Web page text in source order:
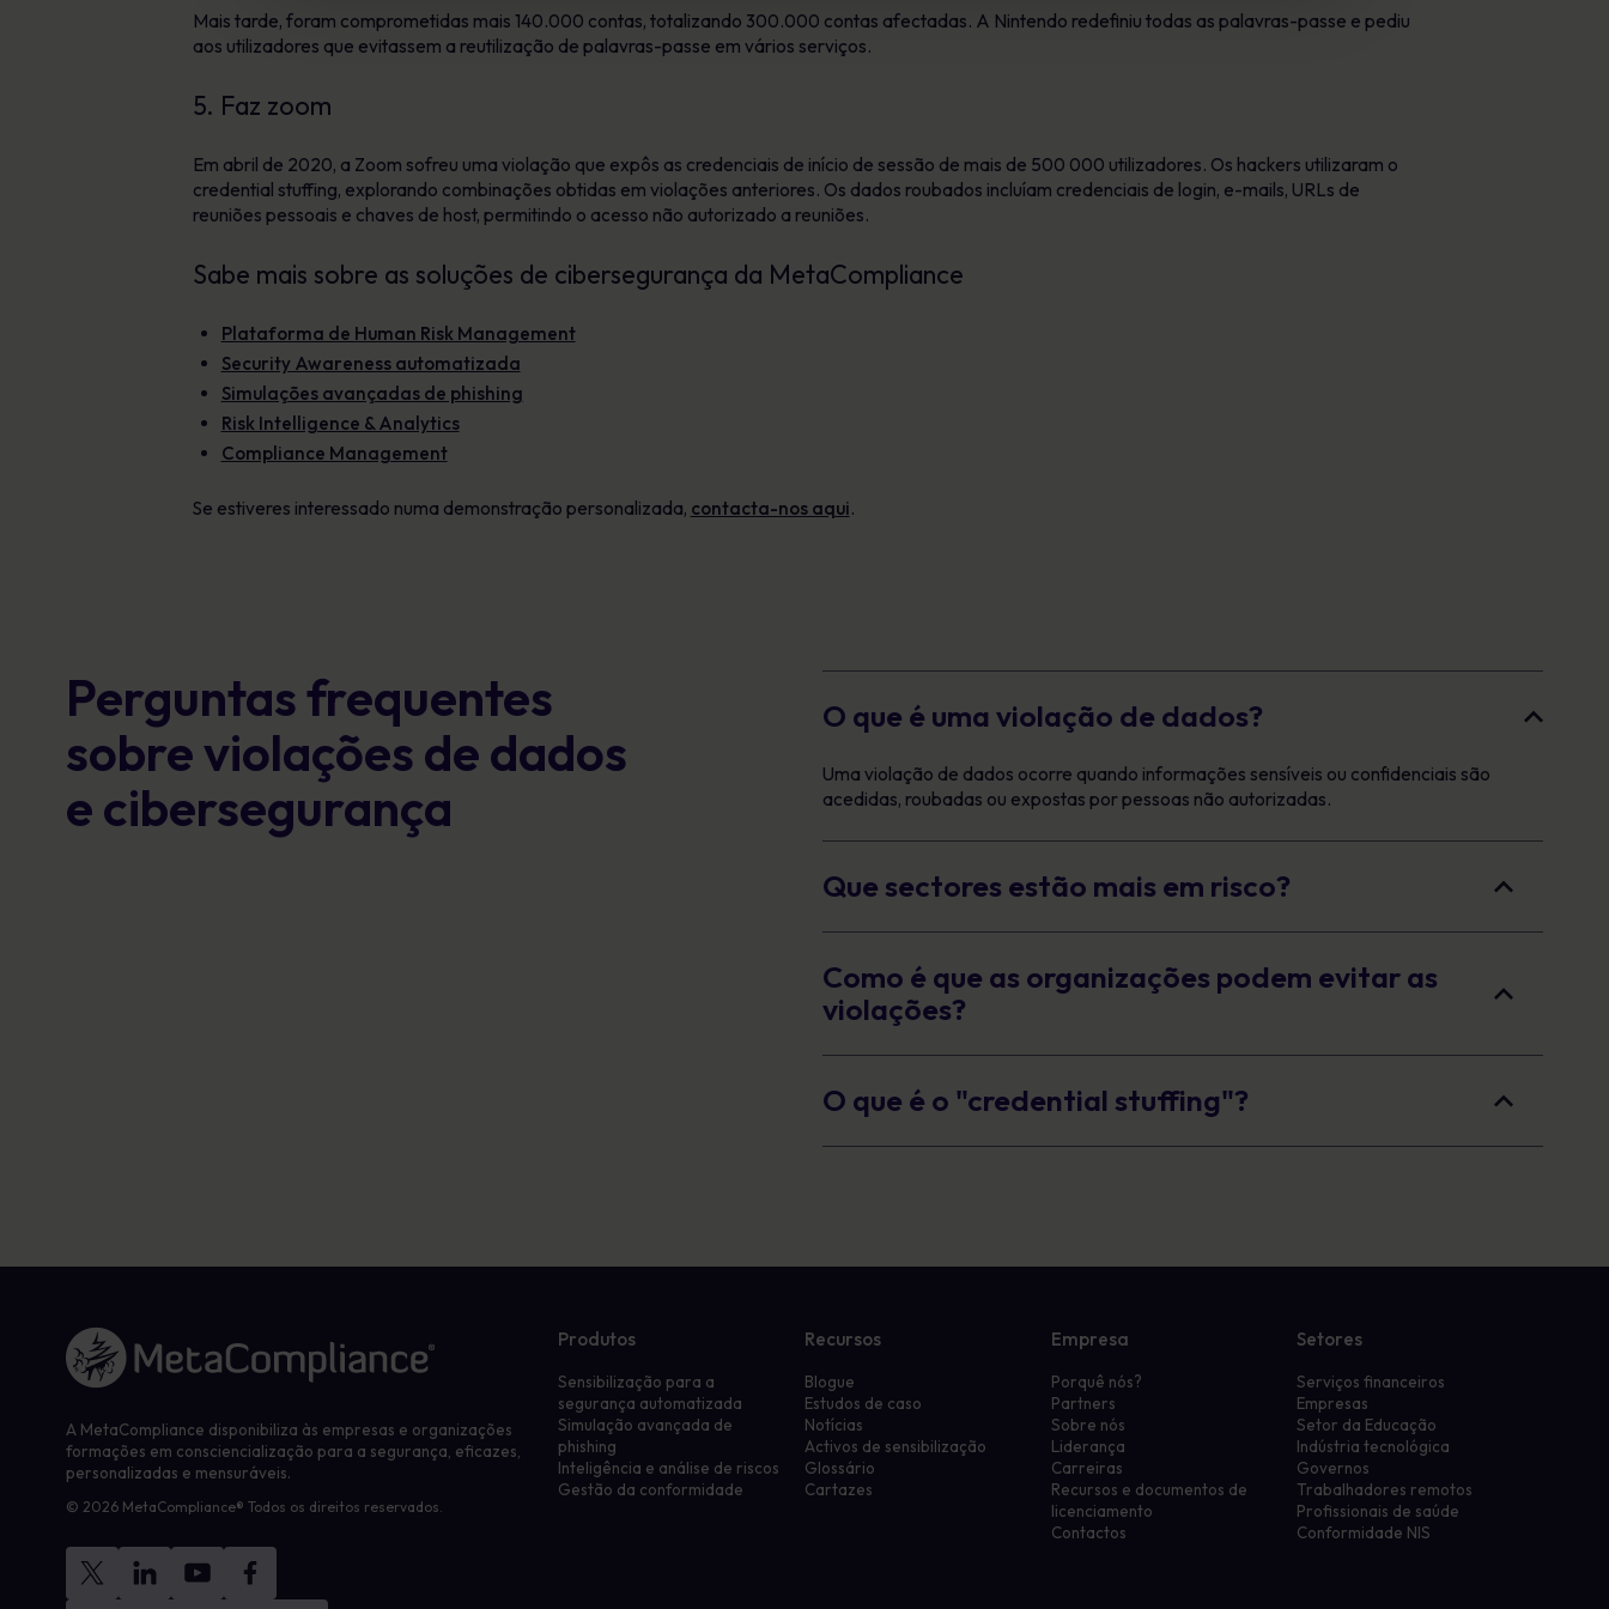
Mais tarde, foram comprometidas mais 140.000 contas, totalizando 300.000 contas afectadas. A Nintendo redefiniu todas as palavras-passe e pediu
aos utilizadores que evitassem a reutilização de palavras-passe em vários serviços.
5. Faz zoom
Em abril de 2020, a Zoom sofreu uma violação que expôs as credenciais de início de sessão de mais de 500 000 utilizadores. Os hackers utilizaram o
credential stuffing, explorando combinações obtidas em violações anteriores. Os dados roubados incluíam credenciais de login, e-mails, URLs de
reuniões pessoais e chaves de host, permitindo o acesso não autorizado a reuniões.
Sabe mais sobre as soluções de cibersegurança da MetaCompliance
Plataforma de Human Risk Management
Security Awareness automatizada
Simulações avançadas de phishing
Risk Intelligence & Analytics
Compliance Management
Se estiveres interessado numa demonstração personalizada, contacta-nos aqui.
Perguntas frequentes
sobre violações de dados
e cibersegurança
O que é uma violação de dados?
Uma violação de dados ocorre quando informações sensíveis ou confidenciais são
acedidas, roubadas ou expostas por pessoas não autorizadas.
Que sectores estão mais em risco?
Como é que as organizações podem evitar as
violações?
O que é o "credential stuffing"?
Ligação à página inicial
A MetaCompliance disponibiliza às empresas e organizações
formações em consciencialização para a segurança, eficazes,
personalizadas e mensuráveis.
© 2026 MetaCompliance® Todos os direitos reservados.
Produtos
Sensibilização para a
segurança automatizada
Simulação avançada de
phishing
Inteligência e análise de riscos
Gestão da conformidade
Recursos
Blogue
Estudos de caso
Notícias
Activos de sensibilização
Glossário
Cartazes
Empresa
Porquê nós?
Partners
Sobre nós
Liderança
Carreiras
Recursos e documentos de
licenciamento
Contactos
Setores
Serviços financeiros
Empresas
Setor da Educação
Indústria tecnológica
Governos
Trabalhadores remotos
Profissionais de saúde
Conformidade NIS